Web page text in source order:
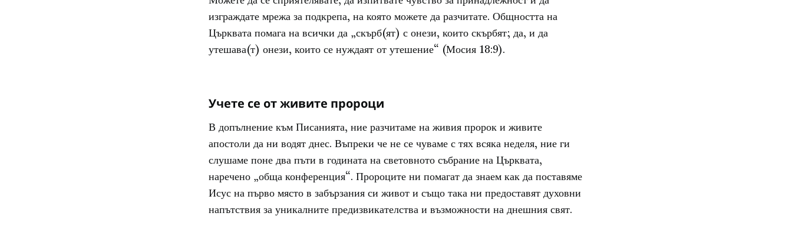
изграждате мрежа за подкрепа, на която можете да разчитате. Общността на
Църквата помага на всички да „скърб(ят) с онези, които скърбят; да, и да
утешава(т) онези, които се нуждаят от утешение“ (Мосия 18:9).
Учете се от живите пророци
В допълнение към Писанията, ние разчитаме на живия пророк и живите
апостоли да ни водят днес. Въпреки че не се чуваме с тях всяка неделя, ние ги
слушаме поне два пъти в годината на световното събрание на Църквата,
наречено „обща конференция“. Пророците ни помагат да знаем как да поставяме
Исус на първо място в забързания си живот и също така ни предоставят духовни
напътствия за уникалните предизвикателства и възможности на днешния свят.